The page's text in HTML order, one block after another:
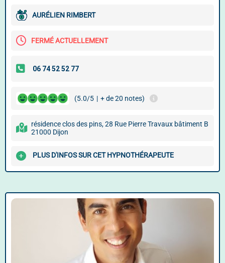
AURÉLIEN RIMBERT
FERMÉ ACTUELLEMENT
(5.0/5 | + de 20 notes)
résidence clos des pins, 28 Rue Pierre Travaux bâtiment B
21000 Dijon
PLUS D'INFOS SUR CET HYPNOTHÉRAPEUTE